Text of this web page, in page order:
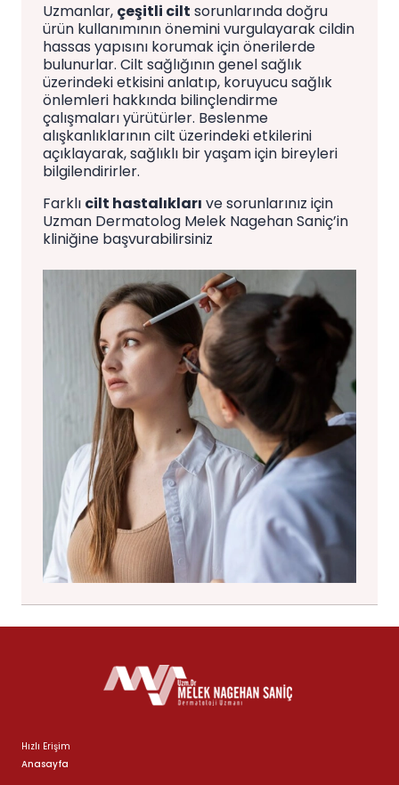
Uzmanlar, çeşitli cilt sorunlarında doğru
ürün kullanımının önemini vurgulayarak cildin
hassas yapısını korumak için önerilerde
bulunurlar. Cilt sağlığının genel sağlık
üzerindeki etkisini anlatıp, koruyucu sağlık
önlemleri hakkında bilinçlendirme
çalışmaları yürütürler. Beslenme
alışkanlıklarının cilt üzerindeki etkilerini
açıklayarak, sağlıklı bir yaşam için bireyleri
bilgilendirirler.
Farklı cilt hastalıkları ve sorunlarınız için
Uzman Dermatolog Melek Nagehan Saniç’in
kliniğine başvurabilirsiniz
Hızlı Erişim
Anasayfa